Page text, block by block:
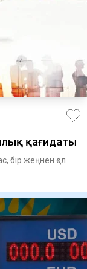
қағидаты
бір жеңнен қол